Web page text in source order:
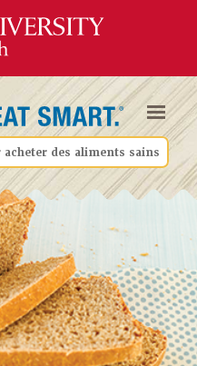
acheter des aliments sains